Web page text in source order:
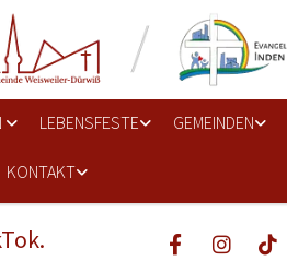
LEBENSFESTE GEMEINDEN
KONTAKT